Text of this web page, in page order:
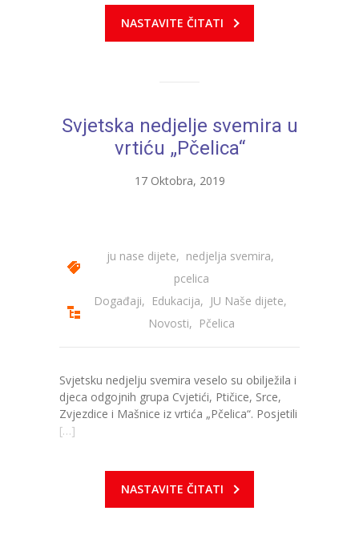
NASTAVITE ČITATI
Svjetska nedjelje svemira u
vrtiću „Pčelica“
17 Oktobra, 2019
ju nase dijete, nedjelja svemira,
pcelica
Događaji, Edukacija, JU Naše dijete,
Novosti, Pčelica
Svjetsku nedjelju svemira veselo su obilježila i
djeca odgojnih grupa Cvjetići, Ptičice, Srce,
Zvjezdice i Mašnice iz vrtića „Pčelica“. Posjetili
[…]
NASTAVITE ČITATI